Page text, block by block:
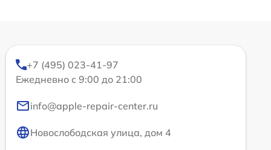
+7 (495) 023-41-97
Ежедневно с 9:00 до 21:00
info@apple-repair-center.ru
Новослободская улица, дом 4